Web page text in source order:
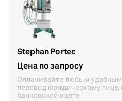
Stephan Portec
Цена по запросу
Оплачивайте любым
перевод юридическому лицу,
банковской карте